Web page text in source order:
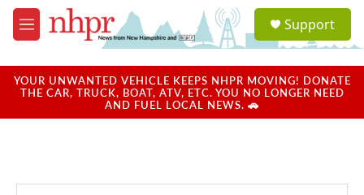
Skip to main content
M
e
u
a
u
Support
YOUR UNWANTED VEHICLE KEEPS NHPR MOVING! DONATE
THE CAR, TRUCK, BOAT, ATV, ETC. YOU NO LONGER NEED
AND FUEL LOCAL NEWS. 🚗